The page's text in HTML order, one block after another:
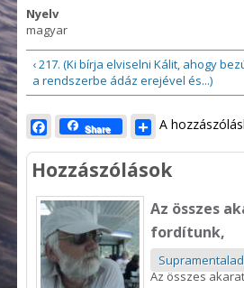
Nyelv
magyar
‹ 217. (Ki bírja elviselni Kálit, ahogy
a rendszerbe ádáz erejével és...)
Facebook
Share Share
A
Hozzászólások
Az összes
fordítunk,
Az összes